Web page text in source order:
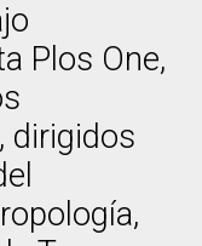
Plos One,
dirigidos